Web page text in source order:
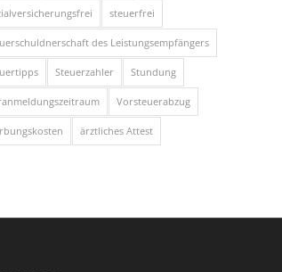
steuerfrei
des Leistungsempfängers
Steuerzahler Stundung
Vorsteuerabzug
ärztliches Attest